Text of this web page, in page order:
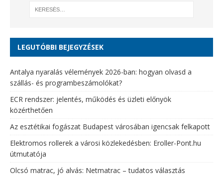
LEGUTÓBBI BEJEGYZÉSEK
Antalya nyaralás vélemények 2026-ban: hogyan olvasd a
szállás- és programbeszámolókat?
ECR rendszer: jelentés, működés és üzleti előnyök
közérthetően
Az esztétikai fogászat Budapest városában igencsak felkapott
Elektromos rollerek a városi közlekedésben: Eroller-Pont.hu
útmutatója
Olcsó matrac, jó alvás: Netmatrac – tudatos választás